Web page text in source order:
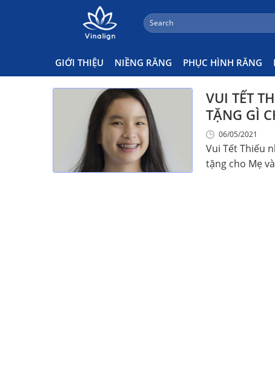
Search
for:
GIỚI THIỆU NIỀNG RĂNG PHỤC HÌNH RĂNG
Ngày Tết Thiếu Nhi Dành Cho
VUI TẾT
TẶNG GÌ
06/05/2021
Vui Tết Thiếu
tặng cho Mẹ